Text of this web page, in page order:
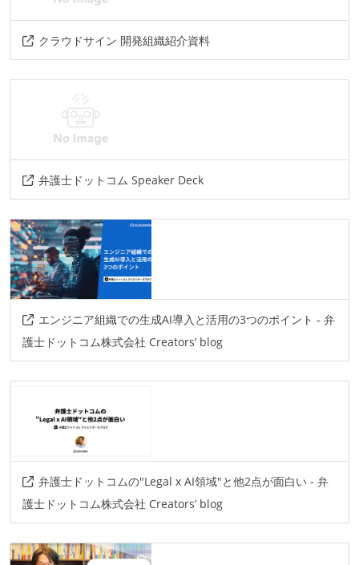
google-workspace
クラウドサイン 開発組織紹介資料
弁護士ドットコム Speaker Deck
エンジニア組織での生成AI導入と活用の3つのポイント - 弁
護士ドットコム株式会社 Creators’ blog
弁護士ドットコムの"Legal x AI領域"と他2点が面白い - 弁
護士ドットコム株式会社 Creators’ blog